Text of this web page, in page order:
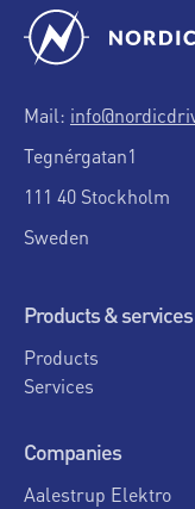
Mail:
Tegnérgatan1
111 40 Stockholm
Sweden
Products & services
Products
Services
Companies
Aalestrup Elektro